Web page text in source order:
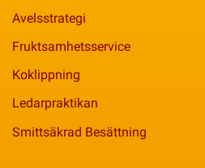
Avelsstrategi
Fruktsamhetsservice
Koklippning
Ledarpraktikan
Smittsäkrad Besättning